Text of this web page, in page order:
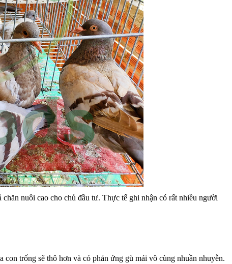
nuôi cao cho chủ đầu tư. Thực tế ghi nhận có rất nhiều người
trống sẽ thô hơn và có phản ứng gù mái vô cùng nhuần nhuyễn.